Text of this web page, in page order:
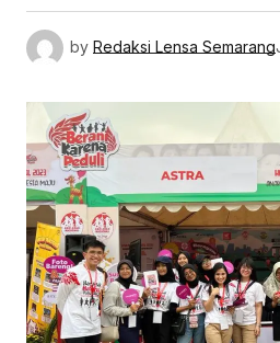
by Redaksi Lensa Semarang